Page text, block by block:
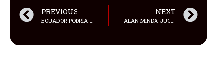
PREVIOUS NEXT